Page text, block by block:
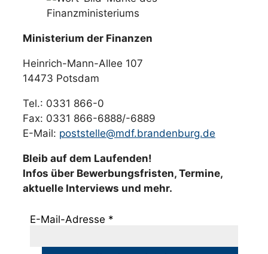
Ministerium der Finanzen
Heinrich-Mann-Allee 107
14473 Potsdam
Tel.: 0331 866-0
Fax: 0331 866-6888/-6889
E-Mail: poststelle@mdf.brandenburg.de
Bleib auf dem Laufenden!
Infos über Bewerbungsfristen, Termine,
aktuelle Interviews und mehr.
E-Mail-Adresse *